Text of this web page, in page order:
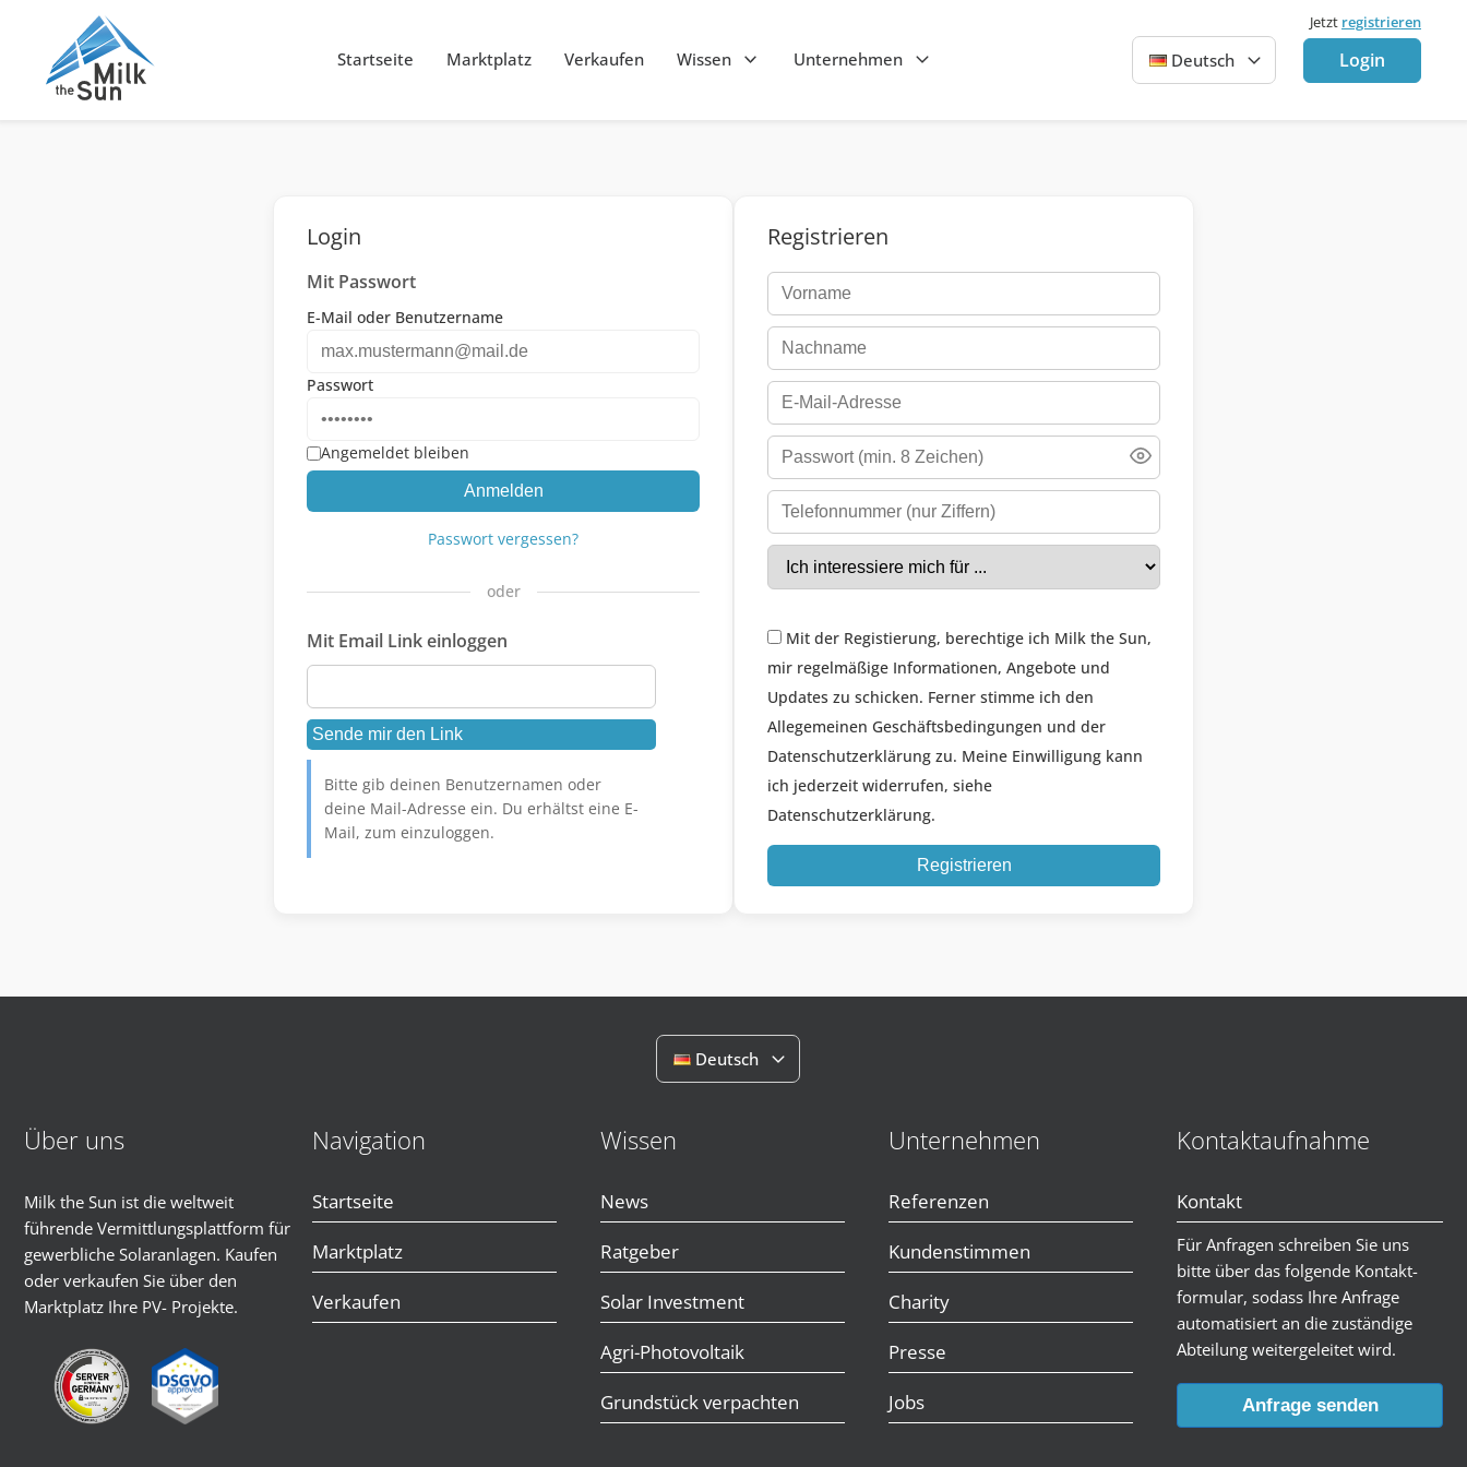
Startseite Marktplatz Verkaufen Wissen Unternehmen Deutsch
Jetzt registrieren
Login
Login
Mit Passwort
E-Mail oder Benutzername
Passwort
Angemeldet bleiben
Anmelden
Passwort vergessen?
oder
Mit Email Link einloggen
Bitte gib deinen Benutzernamen oder
deine Mail-Adresse ein. Du erhältst eine E-
Mail, zum einzuloggen.
Registrieren
Mit der Registierung, berechtige ich Milk the Sun,
mir regelmäßige Informationen, Angebote und
Updates zu schicken. Ferner stimme ich den
Allegemeinen Geschäftsbedingungen und der
Datenschutzerklärung zu. Meine Einwilligung kann
ich jederzeit widerrufen, siehe
Datenschutzerklärung.
Registrieren
Deutsch
Über uns
Milk the Sun ist die weltweit
führende Vermittlungsplattform für
gewerbliche Solaranlagen. Kaufen
oder verkaufen Sie über den
Marktplatz Ihre PV- Projekte.
Navigation
Startseite
Marktplatz
Verkaufen
Wissen
News
Ratgeber
Solar Investment
Agri-Photovoltaik
Grundstück verpachten
Unternehmen
Referenzen
Kundenstimmen
Charity
Presse
Jobs
Kontaktaufnahme
Kontakt
Für Anfragen schreiben Sie uns
bitte über das folgende Kontakt-
formular, sodass Ihre Anfrage
automatisiert an die zuständige
Abteilung weitergeleitet wird.
Anfrage senden